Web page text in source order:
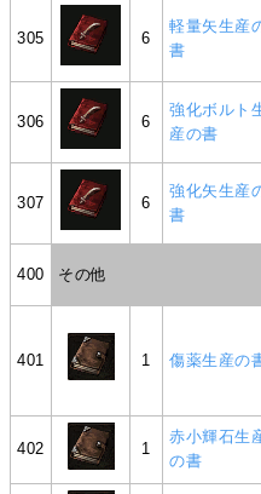
305 6
軽量矢生産
書
306 6
強化ボルト
産の書
307 6
強化矢生産
書
400 その他
401 1 傷薬生産の
402 1
赤小輝石生
の書